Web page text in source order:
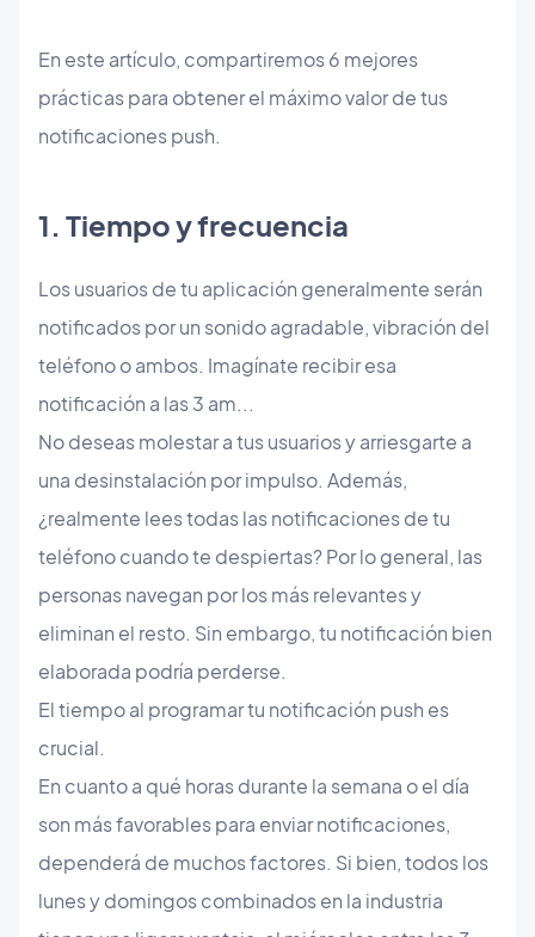
En este artículo, compartiremos 6 mejores
prácticas para obtener el máximo valor de tus
notificaciones push.
1. Tiempo y frecuencia
Los usuarios de tu aplicación generalmente serán
notificados por un sonido agradable, vibración del
teléfono o ambos. Imagínate recibir esa
notificación a las 3 am...
No deseas molestar a tus usuarios y arriesgarte a
una desinstalación por impulso. Además,
¿realmente lees todas las notificaciones de tu
teléfono cuando te despiertas? Por lo general, las
personas navegan por los más relevantes y
eliminan el resto. Sin embargo, tu notificación bien
elaborada podría perderse.
El tiempo al programar tu notificación push es
crucial.
En cuanto a qué horas durante la semana o el día
son más favorables para enviar notificaciones,
dependerá de muchos factores. Si bien, todos los
lunes y domingos combinados en la industria